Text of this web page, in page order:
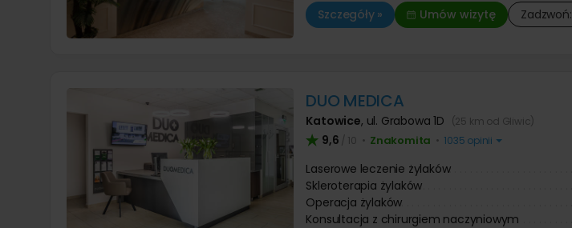
Szczegóły »
Umów wizytę Zadzwoń:
DUO MEDICA
Katowice, ul. Grabowa 1D (25 km od Gliwic)
9,6 / 10 • Znakomita • 1035 opinii
Laserowe leczenie żylaków
Skleroterapia żylaków
Operacja żylaków
Konsultacja z chirurgiem naczyniowym